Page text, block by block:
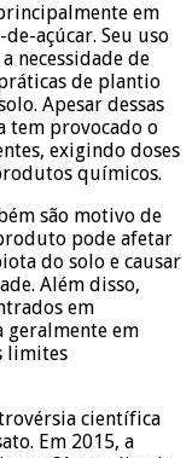
em
açúcar. Seu uso
necessidade de
de plantio
Apesar dessas
tem provocado o
exigindo doses
químicos.
são motivo de
pode afetar
do solo e causar
Além disso,
em
geralmente em
limites
científica
Em 2015, a